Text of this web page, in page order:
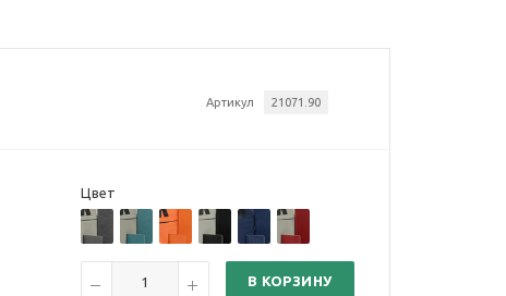
Артикул 21071.90
Цвет
В КОРЗИНУ